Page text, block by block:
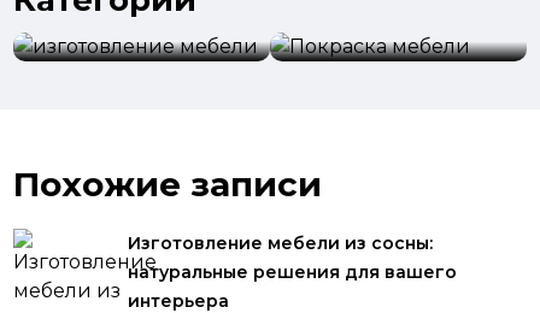
Похожие записи
Изготовление мебели из сосны:
натуральные решения для вашего
интерьера